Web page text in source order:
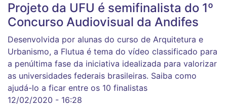
Projeto da UFU é semifinalista do 1º
Concurso Audiovisual da Andifes
Desenvolvida por alunas do curso de Arquitetura e
Urbanismo, a Flutua é tema do vídeo classificado para
a penúltima fase da iniciativa idealizada para valorizar
as universidades federais brasileiras. Saiba como
ajudá-lo a ficar entre os 10 finalistas
12/02/2020 - 16:28